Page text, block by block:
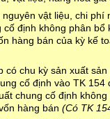
vật liệu, chi
cố định không phân
hàng bán của kỳ kế
có chu kỳ sản xuất
cố định vào TK
chung cố định
hàng bán (Có TK